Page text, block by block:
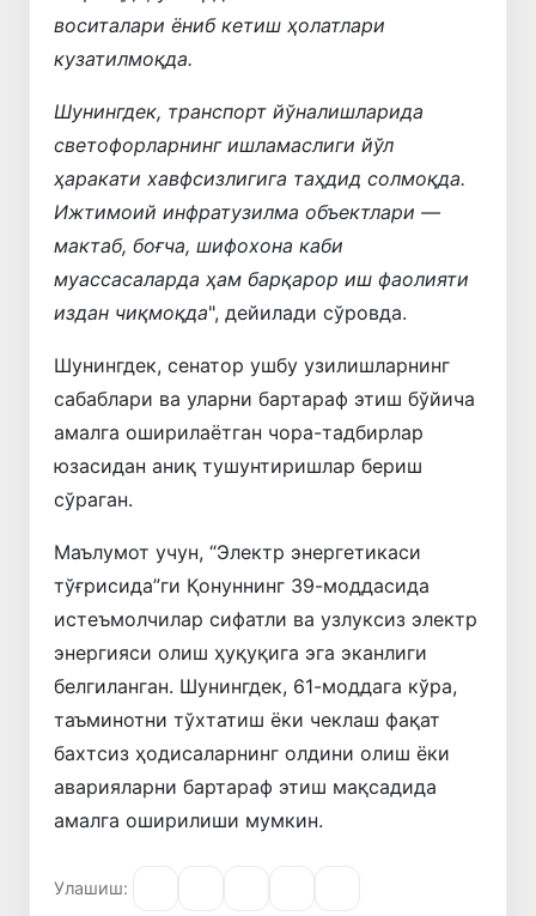
воситалари ёниб кетиш ҳолатлари
кузатилмоқда.
Шунингдек, транспорт йўналишларида
светофорларнинг ишламаслиги йўл
ҳаракати хавфсизлигига таҳдид солмоқда.
Ижтимоий инфратузилма объектлари —
мактаб, боғча, шифохона каби
муассасаларда ҳам барқарор иш фаолияти
издан чиқмоқда", дейилади сўровда.
Шунингдек, сенатор ушбу узилишларнинг
сабаблари ва уларни бартараф этиш бўйича
амалга оширилаётган чора-тадбирлар
юзасидан аниқ тушунтиришлар бериш
сўраган.
Маълумот учун, “Электр энергетикаси
тўғрисида”ги Қонуннинг 39-моддасида
истеъмолчилар сифатли ва узлуксиз электр
энергияси олиш ҳуқуқига эга эканлиги
белгиланган. Шунингдек, 61-моддага кўра,
таъминотни тўхтатиш ёки чеклаш фақат
бахтсиз ҳодисаларнинг олдини олиш ёки
аварияларни бартараф этиш мақсадида
амалга оширилиши мумкин.
Улашиш: